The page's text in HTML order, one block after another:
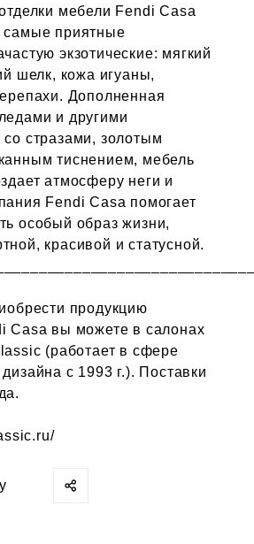
мебели Fendi Casa
самые приятные
экзотические: мягкий
шелк, кожа игуаны,
Дополненная
и другими
со стразами, золотым
тиснением, мебель
атмосферу неги и
Fendi Casa помогает
особый образ жизни,
красивой и статусной.
продукцию
Casa вы можете в салонах
(работает в сфере
с 1993 г.). Поставки